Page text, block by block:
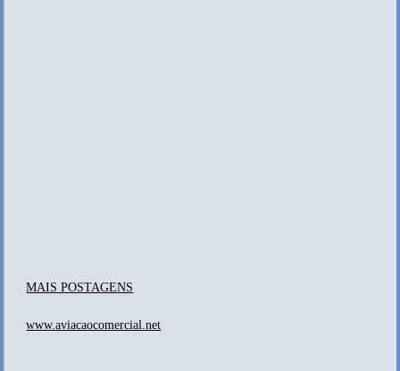
MAIS POSTAGENS
www.aviacaocomercial.net